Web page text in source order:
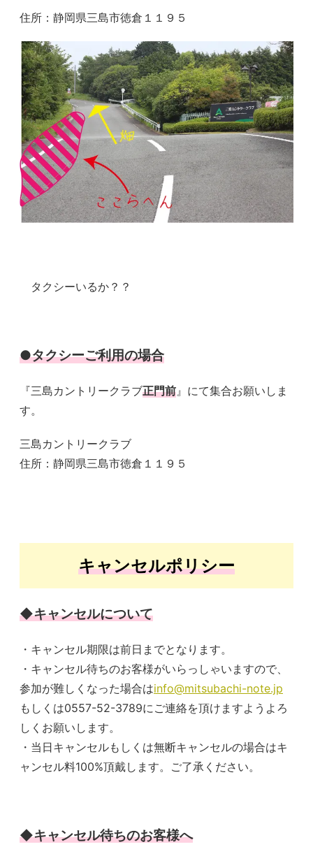
住所：静岡県三島市徳倉１１９５
タクシーいるか？？
●タクシーご利用の場合
『三島カントリークラブ正門前』にて集合お願いしま
す。
三島カントリークラブ
住所：静岡県三島市徳倉１１９５
キャンセルポリシー
◆キャンセルについて
・キャンセル期限は前日までとなります。
・キャンセル待ちのお客様がいらっしゃいますので、
参加が難しくなった場合はinfo@mitsubachi-note.jp
もしくは0557-52-3789にご連絡を頂けますようよろ
しくお願いします。
・当日キャンセルもしくは無断キャンセルの場合はキ
ャンセル料100%頂戴します。ご了承ください。
◆キャンセル待ちのお客様へ